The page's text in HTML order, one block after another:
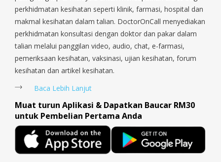
Payoh, Tanjong Pagar, Telok Blangah, Tanglin, Thomson, Tuas,
Tengah, Upper East Coast, Upper Bukit Timah, Upper Thomson,
Woodlands, West Coast, Yishun, Yio Chu Kang.
perkhidmatan kesihatan seperti klinik, farmasi, hospital dan
makmal kesihatan dalam talian. DoctorOnCall menyediakan
perkhidmatan konsultasi dengan doktor dan pakar dalam
talian melalui panggilan video, audio, chat, e-farmasi,
pemeriksaan kesihatan, vaksinasi, ujian kesihatan, forum
kesihatan dan artikel kesihatan.
Baca Lebih Lanjut
Muat turun Aplikasi & Dapatkan Baucar RM30
untuk Pembelian Pertama Anda